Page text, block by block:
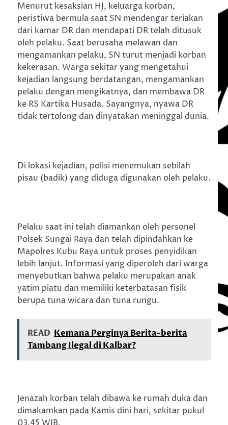
Menurut kesaksian HJ, keluarga korban,
peristiwa bermula saat SN mendengar teriakan
dari kamar DR dan mendapati DR telah ditusuk
oleh pelaku. Saat berusaha melawan dan
mengamankan pelaku, SN turut menjadi korban
kekerasan. Warga sekitar yang mengetahui
kejadian langsung berdatangan, mengamankan
pelaku dengan mengikatnya, dan membawa DR
ke RS Kartika Husada. Sayangnya, nyawa DR
tidak tertolong dan dinyatakan meninggal dunia.
Di lokasi kejadian, polisi menemukan sebilah
pisau (badik) yang diduga digunakan oleh pelaku.
Pelaku saat ini telah diamankan oleh personel
Polsek Sungai Raya dan telah dipindahkan ke
Mapolres Kubu Raya untuk proses penyidikan
lebih lanjut. Informasi yang diperoleh dari warga
menyebutkan bahwa pelaku merupakan anak
yatim piatu dan memiliki keterbatasan fisik
berupa tuna wicara dan tuna rungu.
READ Kemana Perginya Berita-berita
Tambang Ilegal di Kalbar?
Jenazah korban telah dibawa ke rumah duka dan
dimakamkan pada Kamis dini hari, sekitar pukul